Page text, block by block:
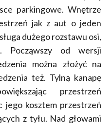
parkingowe. Wnętrze
jak z aut o jeden
dużego rozstawu osi,
od wersji
można złożyć na
też. Tylną kanapę
przestrzeń
jego kosztem przestrzeń
z tyłu. Nad głowami